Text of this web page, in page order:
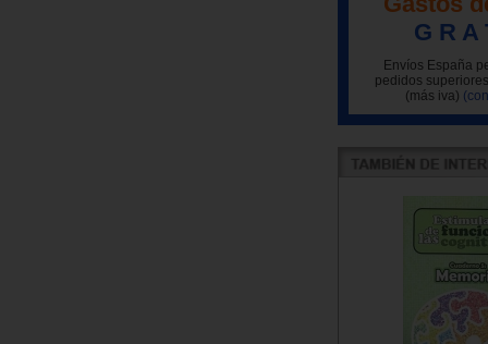
G R A
Envíos España
pedidos
(más iva)